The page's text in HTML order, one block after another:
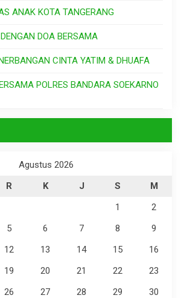
ANAK KOTA TANGERANG
DOA BERSAMA
CINTA YATIM & DHUAFA
POLRES BANDARA SOEKARNO
Agustus 2026
R K J S
M
1
2
5 6 7 8
9
12 13 14 15
16
19 20 21 22
23
26 27 28 29
30